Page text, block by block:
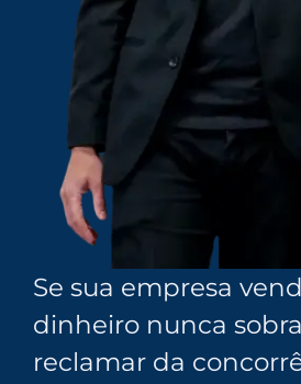
Se sua empresa
dinheiro nunca
reclamar da